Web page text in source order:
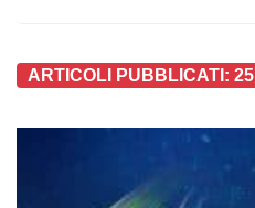
ARTICOLI PUBBLICATI: 25